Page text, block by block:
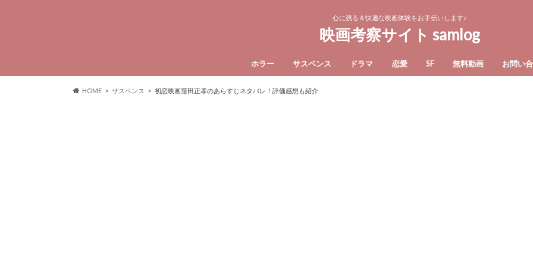
心に残る＆快適な映画体験をお手伝いします♪
映画考察サイト samlog
ホラー サスペンス ドラマ 恋愛 SF 無料動画 お問い
HOME サスペンス 初恋映画窪田正孝のあらすじネタバレ！評価感想も紹介